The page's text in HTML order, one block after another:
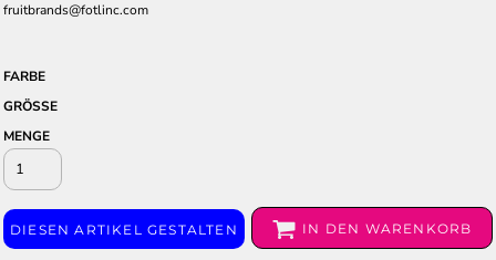
fruitbrands@fotlinc.com
FARBE
GRÖSSE
MENGE
DIESEN ARTIKEL GESTALTEN IN DEN WARENKORB